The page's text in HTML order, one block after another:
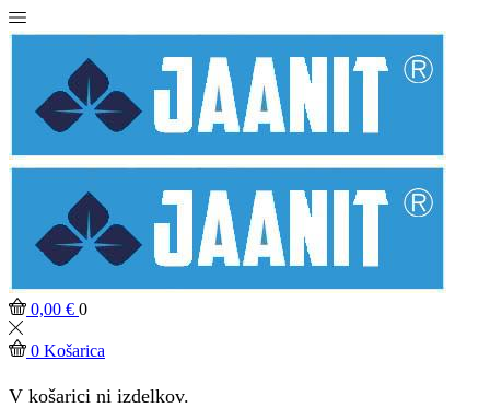
0,00 € 0
0 Košarica
V košarici ni izdelkov.